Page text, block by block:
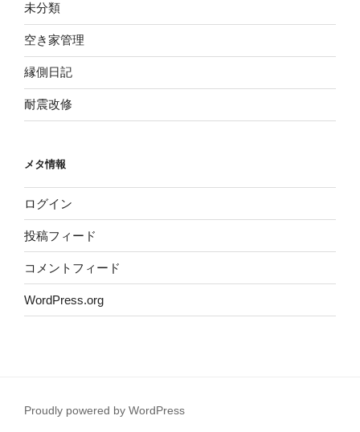
未分類
空き家管理
縁側日記
耐震改修
メタ情報
ログイン
投稿フィード
コメントフィード
WordPress.org
Proudly powered by WordPress